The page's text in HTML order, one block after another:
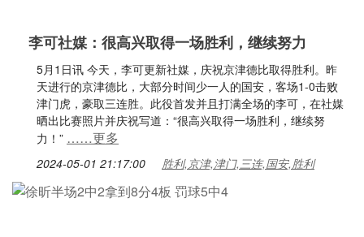
李可社媒：很高兴取得一场胜利，继续努力
5月1日讯 今天，李可更新社媒，庆祝京津德比取得胜利。昨
天进行的京津德比，大部分时间少一人的国安，客场1-0击败
津门虎，豪取三连胜。此役首发并且打满全场的李可，在社媒
晒出比赛照片并庆祝写道：“很高兴取得一场胜利，继续努
力！” ……更多
2024-05-01 21:17:00 胜利,京津,津门,三连,国安,胜利